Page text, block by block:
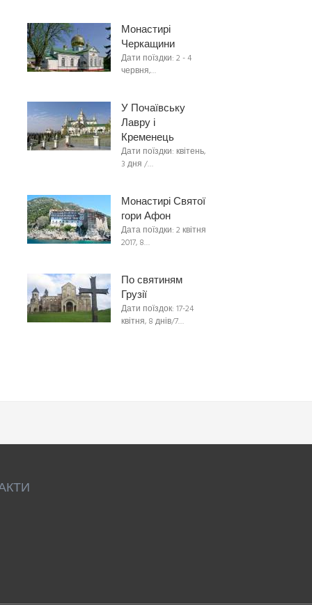
Монастирі
Черкащини
Дати поїздки: 2 - 4
червня,…
У Почаївську
Лавру і
Кременець
Дати поїздки: квітень,
3 дня /…
Монастирі Святої
гори Афон
Дата поїздки: 2 квітня
2017, 8…
По святиням
Грузії
Дати поїздок: 17-24
квітня, 8 днів/7…